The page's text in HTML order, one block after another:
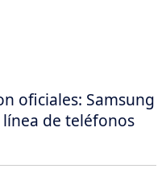
oficiales: Samsung
de teléfonos